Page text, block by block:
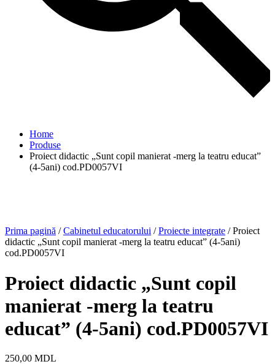
Home
Produse
Proiect didactic „Sunt copil manierat -merg la teatru educat”
(4-5ani) cod.PD0057VI
Prima pagină /Cabinetul educatorului /Proiecte integrate / Proiect
didactic „Sunt copil manierat -merg la teatru educat” (4-5ani)
cod.PD0057VI
Proiect didactic „Sunt copil
manierat -merg la teatru
educat” (4-5ani) cod.PD0057VI
250,00 MDL